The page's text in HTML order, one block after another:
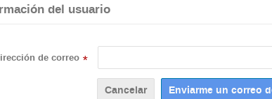
del usuario
de correo *
Cancelar